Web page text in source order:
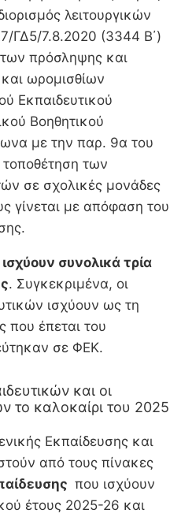
λειτουργικών
ΓΔ5/7.8.2020 (3344 Β΄)
πρόσληψης και
ωρομισθίων
Εκπαιδευτικού
Βοηθητικού
με την παρ. 9α του
των
σε σχολικές μονάδες
γίνεται με απόφαση του
συνολικά τρία
. Συγκεκριμένα, οι
ισχύουν ως τη
που έπεται του
σε ΦΕΚ.
και οι
το καλοκαίρι του 2025
Εκπαίδευσης και
από τους πίνακες
που ισχύουν
έτους 2025-26 και